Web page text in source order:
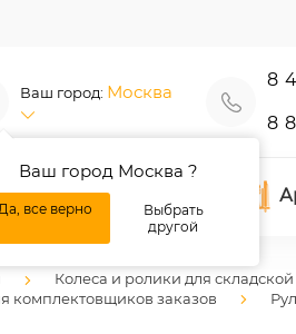
Ваш город: Москва
Ваш город Москва ?
все верно
Выбрать
другой
8
8
О нас
Колеса и ролики для
комплектовщиков заказов